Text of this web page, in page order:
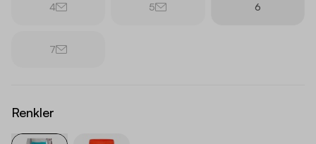
4 5 6
7
Renkler